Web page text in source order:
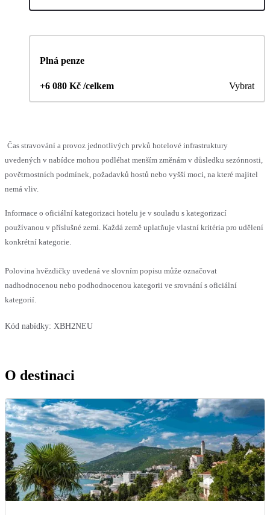
Plná penze
+6 080 Kč /celkem Vybrat
Čas stravování a provoz jednotlivých prvků hotelové infrastruktury
uvedených v nabídce mohou podléhat menším změnám v důsledku sezónnosti,
povětrnostních podmínek, požadavků hostů nebo vyšší moci, na které majitel
nemá vliv.
Informace o oficiální kategorizaci hotelu je v souladu s kategorizací
používanou v příslušné zemi. Každá země uplatňuje vlastní kritéria pro udělení
konkrétní kategorie.
Polovina hvězdičky uvedená ve slovním popisu může označovat
nadhodnocenou nebo podhodnocenou kategorii ve srovnání s oficiální
kategorií.
Kód nabídky: XBH2NEU
O destinaci